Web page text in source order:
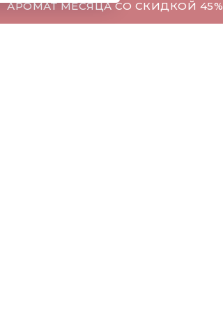
АРОМАТ МЕСЯЦА СО СКИДКОЙ 45%
Номерная парфюмерия